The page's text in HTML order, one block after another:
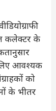
कलेक्टर के
आवश्यक
को
के भीतर